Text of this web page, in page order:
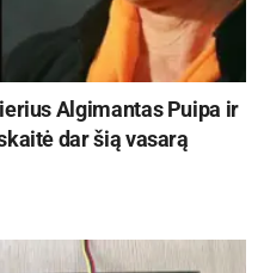
Algimantas Puipa ir
dar šią vasarą